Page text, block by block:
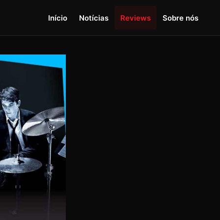
Início Notícias Reviews Sobre nós